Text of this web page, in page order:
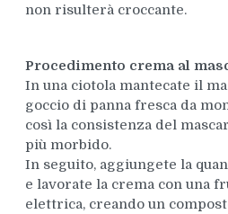
non risulterà croccante.
Procedimento crema al
In una ciotola mantecate il
goccio di panna fresca da
così la consistenza del
più morbido.
In seguito, aggiungete la
e lavorate la crema con una
elettrica, creando un